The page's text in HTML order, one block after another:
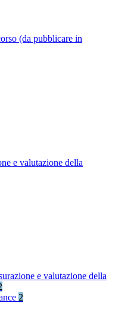
(da pubblicare in
e valutazione della
e valutazione della
2